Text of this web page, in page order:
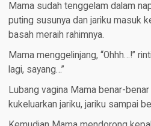
Mama sudah tenggelam dalam
puting susunya dan jariku masuk
basah meraih rahimnya.
Mama menggelinjang, “Ohhh…!”
lagi, sayang…”
Lubang vagina Mama benar-
kukeluarkan jariku, jariku sampai